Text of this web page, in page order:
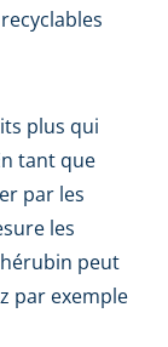
plus qui
tant que
par les
les
peut
par exemple